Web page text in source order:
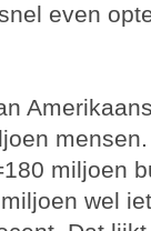
even
miljoen
wel